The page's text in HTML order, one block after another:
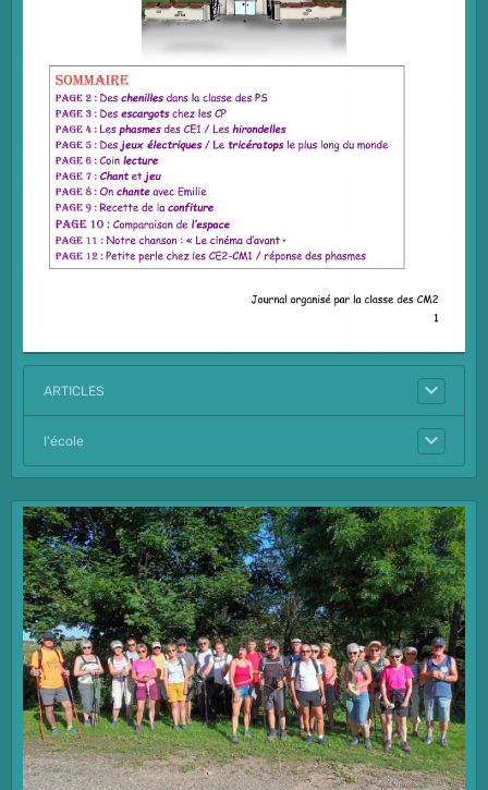
ARTICLES
l'école